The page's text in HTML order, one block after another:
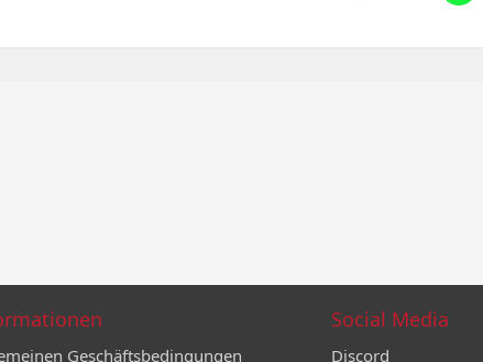
Geschäftsbedingungen
Social Media
Discord